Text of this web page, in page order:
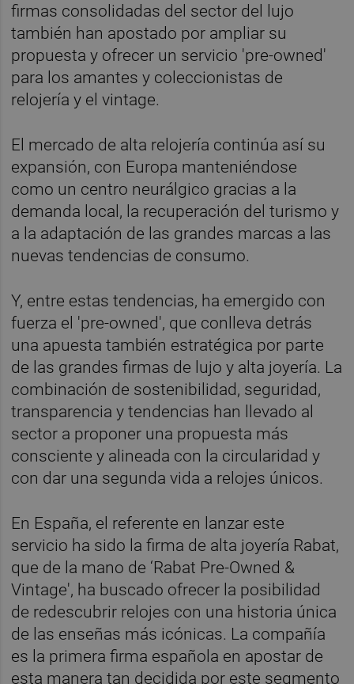
firmas consolidadas del sector del lujo
también han apostado por ampliar su
propuesta y ofrecer un servicio 'pre-owned'
para los amantes y coleccionistas de
relojería y el vintage.
El mercado de alta relojería continúa así su
expansión, con Europa manteniéndose
como un centro neurálgico gracias a la
demanda local, la recuperación del turismo y
a la adaptación de las grandes marcas a las
nuevas tendencias de consumo.
Y, entre estas tendencias, ha emergido con
fuerza el 'pre-owned', que conlleva detrás
una apuesta también estratégica por parte
de las grandes firmas de lujo y alta joyería. La
combinación de sostenibilidad, seguridad,
transparencia y tendencias han llevado al
sector a proponer una propuesta más
consciente y alineada con la circularidad y
con dar una segunda vida a relojes únicos.
En España, el referente en lanzar este
servicio ha sido la firma de alta joyería Rabat,
que de la mano de ‘Rabat Pre-Owned &
Vintage', ha buscado ofrecer la posibilidad
de redescubrir relojes con una historia única
de las enseñas más icónicas. La compañía
es la primera firma española en apostar de
esta manera tan decidida por este segmento